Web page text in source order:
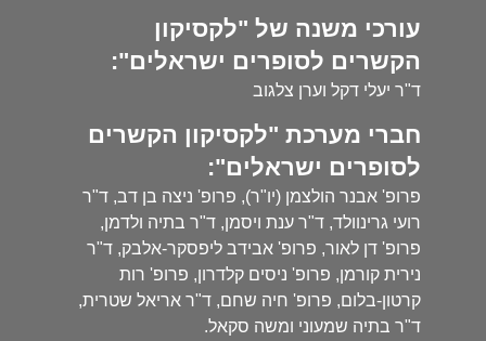
עורכי משנה של "לקסיקון
הקשרים לסופרים ישראלים":
ד"ר יעלי דקל וערן צלגוב
חברי מערכת "לקסיקון הקשרים
לסופרים ישראלים":
פרופ' אבנר הולצמן (יו"ר), פרופ' ניצה בן דב, ד"ר
רועי גרינוולד, ד"ר ענת ויסמן, ד"ר בתיה ולדמן,
פרופ' דן לאור, פרופ' אבידב ליפסקר-אלבק, ד"ר
נירית קורמן, פרופ' ניסים קלדרון, פרופ' רות
קרטון-בלום, פרופ' חיה שחם, ד"ר אריאל שטרית,
ד"ר בתיה שמעוני ומשה סקאל.